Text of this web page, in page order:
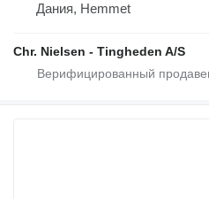
Дания, Hemmet
Chr. Nielsen - Tingheden A/S